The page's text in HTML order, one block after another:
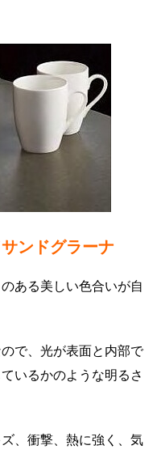
ンドグラーナ
ある美しい色合いが自
で、光が表面と内部で
いるかのような明るさ
、衝撃、熱に強く、気